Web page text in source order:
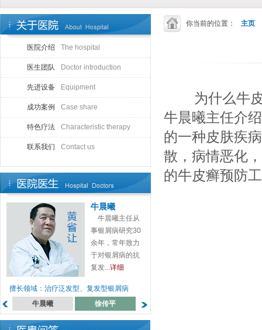
医院介绍 The hospital
医生团队 Doctor introduction
先进设备 Equipment
成功案例 Case share
特色疗法 Characteristic therapy
联系我们 Contact us
牛晨曦
牛晨曦主任从
事银屑病研究30
余年，常年致力
于对银屑病的抗
复发...详细
擅长领域：治疗泛发型、复发型银屑病
牛晨曦
徐传平
你当前的位置： 主页
为什么牛
牛晨曦主任介
的一种皮肤疾
散，病情恶化
的牛皮癣预防